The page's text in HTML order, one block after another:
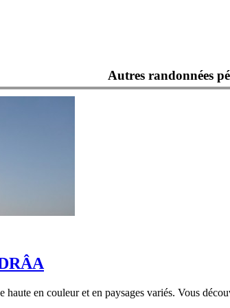
Autres randonnées
en couleur et en paysages variés. Vous